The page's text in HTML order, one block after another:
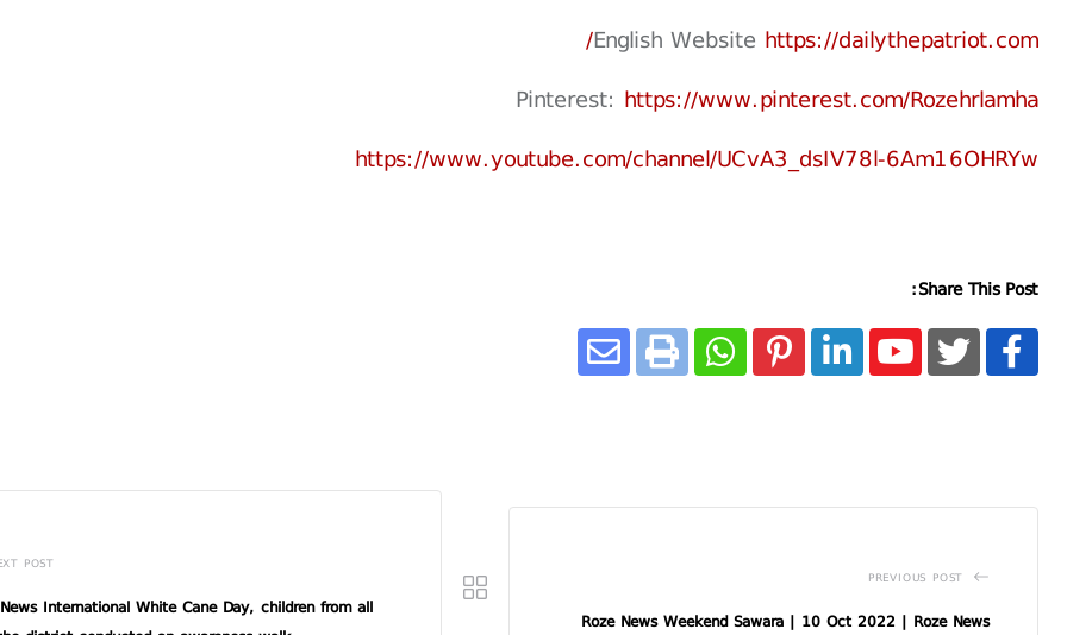
English Website https://dailythepatriot.com/
Pinterest: https://www.pinterest.com/Rozehrlamha
https://www.youtube.com/channel/UCvA3_dsIV78l-6Am16OHRYw
Share This Post:
PREVIOUS POST
Roze News Weekend Sawara | 10 Oct 2022 | Roze News
POST
International White Cane Day, children from all